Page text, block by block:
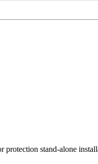
protection stand-alone